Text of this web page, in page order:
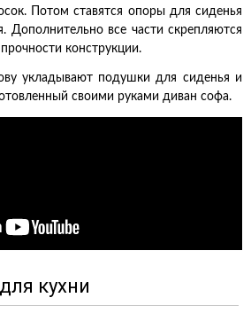
Потом ставятся опоры для сиденья
Дополнительно все части скрепляются
конструкции.
укладывают подушки для сиденья и
своими руками диван софа.
кухни